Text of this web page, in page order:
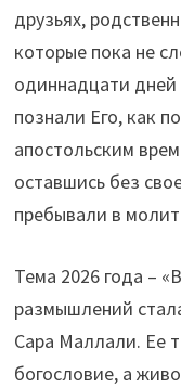
друзьях,
которые пока не
одиннадцати
познали Его, как
апостольским
оставшись без
пребывали в
Тема 2026 года –
размышлений
Сара Маллали. Ее
богословие, а